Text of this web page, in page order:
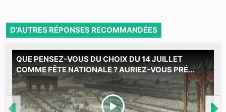
D'AUTRES RÉPONSES RECOMMANDÉES
QUE PENSEZ-VOUS DU CHOIX DU 14 JUILLET
COMME FÊTE NATIONALE ? AURIEZ-VOUS PRÉ...